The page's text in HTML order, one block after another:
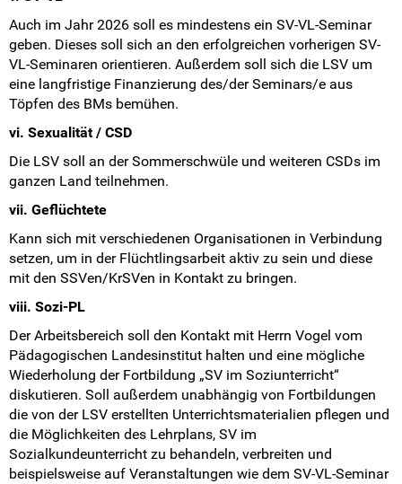
Auch im Jahr 2026 soll es mindestens ein SV-VL-Seminar
geben. Dieses soll sich an den erfolgreichen vorherigen SV-
VL-Seminaren orientieren. Außerdem soll sich die LSV um
eine langfristige Finanzierung des/der Seminars/e aus
Töpfen des BMs bemühen.
vi. Sexualität / CSD
Die LSV soll an der Sommerschwüle und weiteren CSDs im
ganzen Land teilnehmen.
vii. Geflüchtete
Kann sich mit verschiedenen Organisationen in Verbindung
setzen, um in der Flüchtlingsarbeit aktiv zu sein und diese
mit den SSVen/KrSVen in Kontakt zu bringen.
viii. Sozi-PL
Der Arbeitsbereich soll den Kontakt mit Herrn Vogel vom
Pädagogischen Landesinstitut halten und eine mögliche
Wiederholung der Fortbildung „SV im Soziunterricht“
diskutieren. Soll außerdem unabhängig von Fortbildungen
die von der LSV erstellten Unterrichtsmaterialien pflegen und
die Möglichkeiten des Lehrplans, SV im
Sozialkundeunterricht zu behandeln, verbreiten und
beispielsweise auf Veranstaltungen wie dem SV-VL-Seminar